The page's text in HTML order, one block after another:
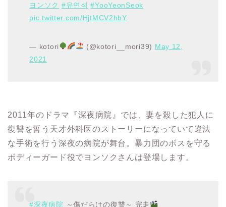
ヨンソク #유연석 #YooYeonSeok
pic.twitter.com/HjtMCV2hbY
— kotori (@kotori__mori39) May 12,
2021
2011年のドラマ『深夜病院 』では、妻を殺した犯人に
復讐を誓う天才外科医のストーリーになっていて違法
な手術を行う深夜の病院が舞台。 暴力団のボスを守る
ボディーガード役でヨンソクさんは登場します。
#深夜病院
～傷だらけの復讐～ 完走